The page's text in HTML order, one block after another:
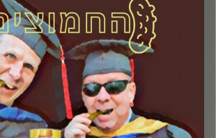
קרדיט תמונות:AudioVersity